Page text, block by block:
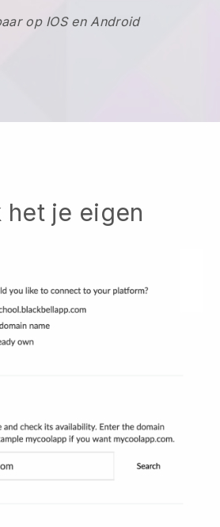
op IOS en Android
het je eigen